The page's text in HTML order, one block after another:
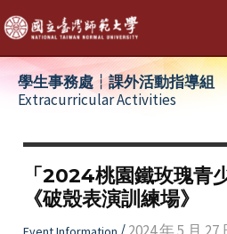
Skip
to
content
學生事務處┆課外活動指導組
Extracurricular Activities
「2024桃園鐵玫瑰青
《破殼表演訓練場》
/2024 年 5 月 27